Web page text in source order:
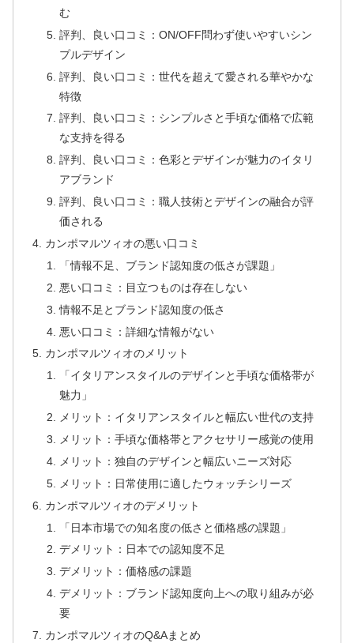
む
評判、良い口コミ：ON/OFF問わず使いやすいシン
プルデザイン
評判、良い口コミ：世代を超えて愛される華やかな
特徴
評判、良い口コミ：シンプルさと手頃な価格で広範
な支持を得る
評判、良い口コミ：色彩とデザインが魅力のイタリ
アブランド
評判、良い口コミ：職人技術とデザインの融合が評
価される
カンポマルツィオの悪い口コミ
「情報不足、ブランド認知度の低さが課題」
悪い口コミ：目立つものは存在しない
情報不足とブランド認知度の低さ
悪い口コミ：詳細な情報がない
カンポマルツィオのメリット
「イタリアンスタイルのデザインと手頃な価格帯が
魅力」
メリット：イタリアンスタイルと幅広い世代の支持
メリット：手頃な価格帯とアクセサリー感覚の使用
メリット：独自のデザインと幅広いニーズ対応
メリット：日常使用に適したウォッチシリーズ
カンポマルツィオのデメリット
「日本市場での知名度の低さと価格感の課題」
デメリット：日本での認知度不足
デメリット：価格感の課題
デメリット：ブランド認知度向上への取り組みが必
要
カンポマルツィオのQ&Aまとめ